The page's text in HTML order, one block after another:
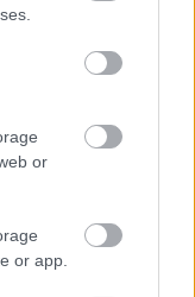
or
or app.
került az Újpest
volt a győri
- értékelések